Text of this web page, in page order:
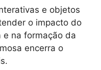
e objetos
o impacto do
e na formação da
encerra o